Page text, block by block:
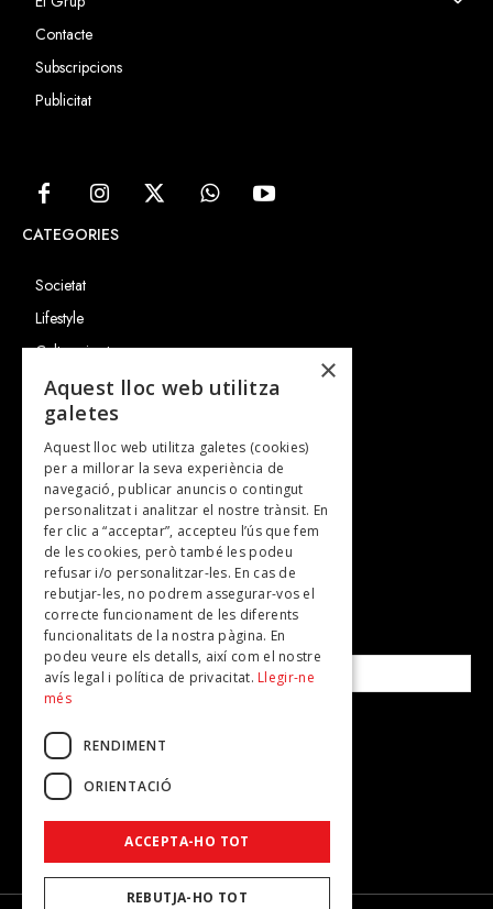
Contacte
Subscripcions
Publicitat
CATEGORIES
Societat
Lifestyle
Cultura i art
Entrevistes
Gastronomia
TV
Plans per fer
Revistes
SUBSCRIU-TE A LA NOSTRA NEWSLETTER!
Correu electrònic*
Accepto lapolítica de privacitat
×
Aquest lloc web utilitza
galetes
Aquest lloc web utilitza galetes (cookies)
per a millorar la seva experiència de
navegació, publicar anuncis o contingut
personalitzat i analitzar el nostre trànsit. En
fer clic a “acceptar”, accepteu l’ús que fem
de les cookies, però també les podeu
refusar i/o personalitzar-les. En cas de
rebutjar-les, no podrem assegurar-vos el
correcte funcionament de les diferents
funcionalitats de la nostra pàgina. En
podeu veure els detalls, així com el nostre
avís legal i política de privacitat. Llegir-ne
més
RENDIMENT
ORIENTACIÓ
ACCEPTA-HO TOT
REBUTJA-HO TOT